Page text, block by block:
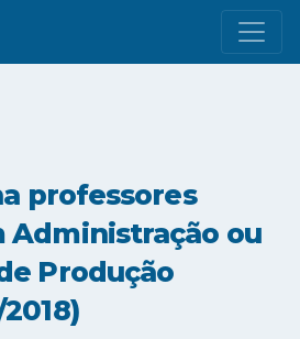
professores
Administração ou
Produção